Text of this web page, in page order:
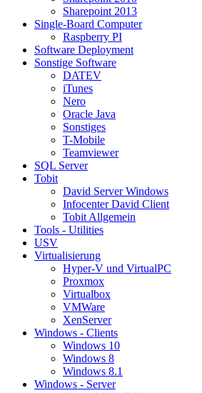
Sharepoint 2013
Single-Board Computer
Raspberry PI
Software Deployment
Sonstige Software
DATEV
iTunes
Nero
Oracle Java
Sonstiges
T-Mobile
Teamviewer
SQL Server
Tobit
David Server Windows
Infocenter David Client
Tobit Allgemein
Tools - Utilities
USV
Virtualisierung
Hyper-V und VirtualPC
Proxmox
Virtualbox
VMWare
XenServer
Windows - Clients
Windows 10
Windows 8
Windows 8.1
Windows - Server